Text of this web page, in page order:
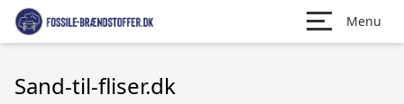
Menu
Sand-til-fliser.dk